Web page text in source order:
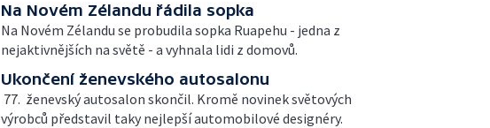
Na Novém Zélandu řádila sopka
Na Novém Zélandu se probudila sopka Ruapehu - jedna z
nejaktivnějších na světě - a vyhnala lidi z domovů.
Ukončení ženevského autosalonu
77. ženevský autosalon skončil. Kromě novinek světových
výrobců představil taky nejlepší automobilové designéry.